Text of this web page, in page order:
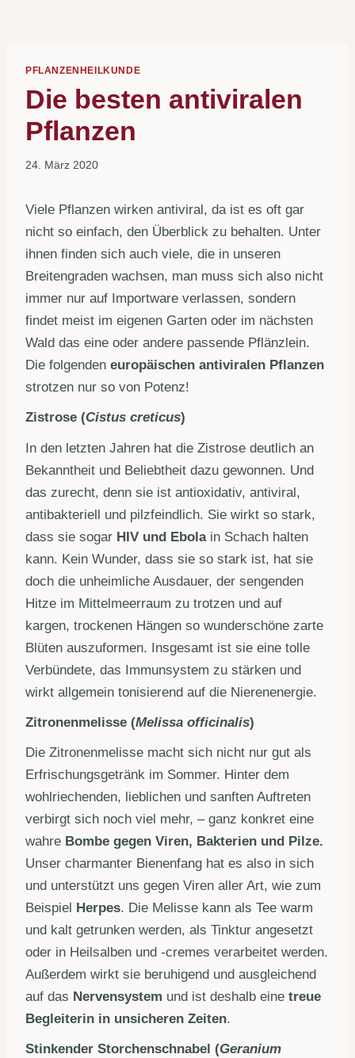
PFLANZENHEILKUNDE
Die besten antiviralen
Pflanzen
24. März 2020
Viele Pflanzen wirken antiviral, da ist es oft gar
nicht so einfach, den Überblick zu behalten. Unter
ihnen finden sich auch viele, die in unseren
Breitengraden wachsen, man muss sich also nicht
immer nur auf Importware verlassen, sondern
findet meist im eigenen Garten oder im nächsten
Wald das eine oder andere passende Pflänzlein.
Die folgenden europäischen antiviralen Pflanzen
strotzen nur so von Potenz!
Zistrose (Cistus creticus)
In den letzten Jahren hat die Zistrose deutlich an
Bekanntheit und Beliebtheit dazu gewonnen. Und
das zurecht, denn sie ist antioxidativ, antiviral,
antibakteriell und pilzfeindlich. Sie wirkt so stark,
dass sie sogar HIV und Ebolain Schach halten
kann. Kein Wunder, dass sie so stark ist, hat sie
doch die unheimliche Ausdauer, der sengenden
Hitze im Mittelmeerraum zu trotzen und auf
kargen, trockenen Hängen so wunderschöne zarte
Blüten auszuformen. Insgesamt ist sie eine tolle
Verbündete, das Immunsystem zu stärken und
wirkt allgemein tonisierend auf die Nierenenergie.
Zitronenmelisse (Melissa officinalis)
Die Zitronenmelisse macht sich nicht nur gut als
Erfrischungsgetränk im Sommer. Hinter dem
wohlriechenden, lieblichen und sanften Auftreten
verbirgt sich noch viel mehr, – ganz konkret eine
wahre Bombe gegen Viren, Bakterien und Pilze.
Unser charmanter Bienenfang hat es also in sich
und unterstützt uns gegen Viren aller Art, wie zum
Beispiel Herpes. Die Melisse kann als Tee warm
und kalt getrunken werden, als Tinktur angesetzt
oder in Heilsalben und ‑cremes verarbeitet werden.
Außerdem wirkt sie beruhigend und ausgleichend
auf das Nervensystem und ist deshalb eine treue
Begleiterin in unsicheren Zeiten.
Stinkender Storchenschnabel (Geranium